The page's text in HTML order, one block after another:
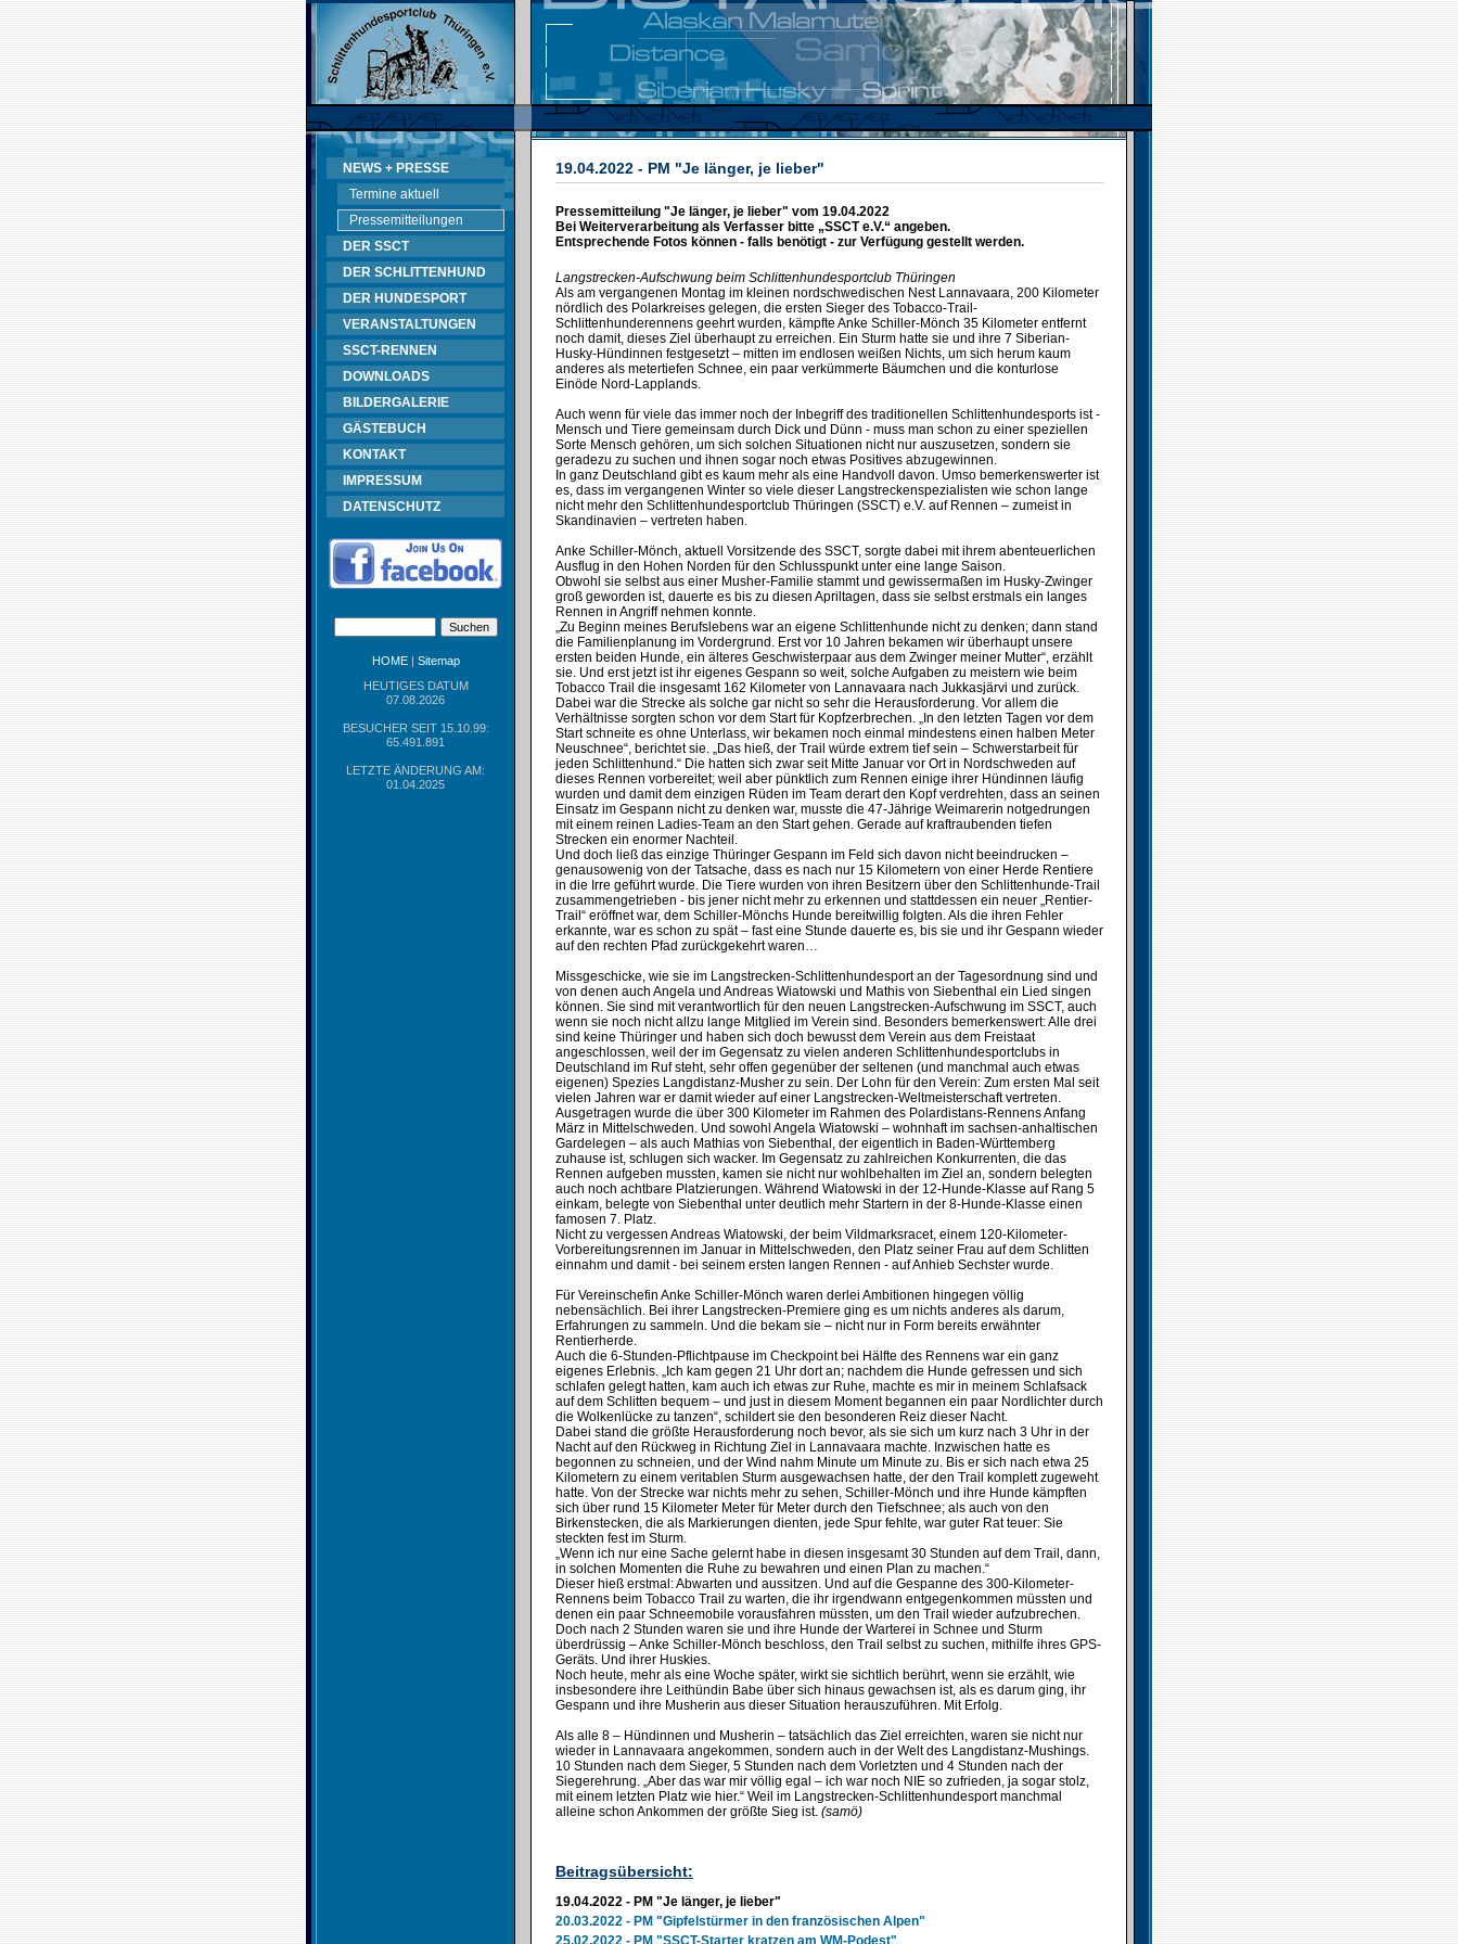
NEWS + PRESSE
Termine aktuell
Pressemitteilungen
DER SSCT
DER SCHLITTENHUND
DER HUNDESPORT
VERANSTALTUNGEN
SSCT-RENNEN
DOWNLOADS
BILDERGALERIE
GÄSTEBUCH
KONTAKT
IMPRESSUM
DATENSCHUTZ
HOME| Sitemap
HEUTIGES DATUM
07.08.2026
BESUCHER SEIT 15.10.99:
65.491.891
LETZTE ÄNDERUNG AM:
01.04.2025
19.04.2022 - PM "Je länger, je lieber"
Pressemitteilung "Je länger, je lieber" vom 19.04.2022
Bei Weiterverarbeitung als Verfasser bitte „SSCT e.V.“ angeben.
Entsprechende Fotos können - falls benötigt - zur Verfügung gestellt werden.
Langstrecken-Aufschwung beim Schlittenhundesportclub Thüringen
Als am vergangenen Montag im kleinen nordschwedischen Nest Lannavaara, 200 Kilometer
nördlich des Polarkreises gelegen, die ersten Sieger des Tobacco-Trail-
Schlittenhunderennens geehrt wurden, kämpfte Anke Schiller-Mönch 35 Kilometer entfernt
noch damit, dieses Ziel überhaupt zu erreichen. Ein Sturm hatte sie und ihre 7 Siberian-
Husky-Hündinnen festgesetzt – mitten im endlosen weißen Nichts, um sich herum kaum
anderes als metertiefen Schnee, ein paar verkümmerte Bäumchen und die konturlose
Einöde Nord-Lapplands.
Auch wenn für viele das immer noch der Inbegriff des traditionellen Schlittenhundesports ist -
Mensch und Tiere gemeinsam durch Dick und Dünn - muss man schon zu einer speziellen
Sorte Mensch gehören, um sich solchen Situationen nicht nur auszusetzen, sondern sie
geradezu zu suchen und ihnen sogar noch etwas Positives abzugewinnen.
In ganz Deutschland gibt es kaum mehr als eine Handvoll davon. Umso bemerkenswerter ist
es, dass im vergangenen Winter so viele dieser Langstreckenspezialisten wie schon lange
nicht mehr den Schlittenhundesportclub Thüringen (SSCT) e.V. auf Rennen – zumeist in
Skandinavien – vertreten haben.
Anke Schiller-Mönch, aktuell Vorsitzende des SSCT, sorgte dabei mit ihrem abenteuerlichen
Ausflug in den Hohen Norden für den Schlusspunkt unter eine lange Saison.
Obwohl sie selbst aus einer Musher-Familie stammt und gewissermaßen im Husky-Zwinger
groß geworden ist, dauerte es bis zu diesen Apriltagen, dass sie selbst erstmals ein langes
Rennen in Angriff nehmen konnte.
„Zu Beginn meines Berufslebens war an eigene Schlittenhunde nicht zu denken; dann stand
die Familienplanung im Vordergrund. Erst vor 10 Jahren bekamen wir überhaupt unsere
ersten beiden Hunde, ein älteres Geschwisterpaar aus dem Zwinger meiner Mutter“, erzählt
sie. Und erst jetzt ist ihr eigenes Gespann so weit, solche Aufgaben zu meistern wie beim
Tobacco Trail die insgesamt 162 Kilometer von Lannavaara nach Jukkasjärvi und zurück.
Dabei war die Strecke als solche gar nicht so sehr die Herausforderung. Vor allem die
Verhältnisse sorgten schon vor dem Start für Kopfzerbrechen. „In den letzten Tagen vor dem
Start schneite es ohne Unterlass, wir bekamen noch einmal mindestens einen halben Meter
Neuschnee“, berichtet sie. „Das hieß, der Trail würde extrem tief sein – Schwerstarbeit für
jeden Schlittenhund.“ Die hatten sich zwar seit Mitte Januar vor Ort in Nordschweden auf
dieses Rennen vorbereitet; weil aber pünktlich zum Rennen einige ihrer Hündinnen läufig
wurden und damit dem einzigen Rüden im Team derart den Kopf verdrehten, dass an seinen
Einsatz im Gespann nicht zu denken war, musste die 47-Jährige Weimarerin notgedrungen
mit einem reinen Ladies-Team an den Start gehen. Gerade auf kraftraubenden tiefen
Strecken ein enormer Nachteil.
Und doch ließ das einzige Thüringer Gespann im Feld sich davon nicht beeindrucken –
genausowenig von der Tatsache, dass es nach nur 15 Kilometern von einer Herde Rentiere
in die Irre geführt wurde. Die Tiere wurden von ihren Besitzern über den Schlittenhunde-Trail
zusammengetrieben - bis jener nicht mehr zu erkennen und stattdessen ein neuer „Rentier-
Trail“ eröffnet war, dem Schiller-Mönchs Hunde bereitwillig folgten. Als die ihren Fehler
erkannte, war es schon zu spät – fast eine Stunde dauerte es, bis sie und ihr Gespann wieder
auf den rechten Pfad zurückgekehrt waren…
Missgeschicke, wie sie im Langstrecken-Schlittenhundesport an der Tagesordnung sind und
von denen auch Angela und Andreas Wiatowski und Mathis von Siebenthal ein Lied singen
können. Sie sind mit verantwortlich für den neuen Langstrecken-Aufschwung im SSCT, auch
wenn sie noch nicht allzu lange Mitglied im Verein sind. Besonders bemerkenswert: Alle drei
sind keine Thüringer und haben sich doch bewusst dem Verein aus dem Freistaat
angeschlossen, weil der im Gegensatz zu vielen anderen Schlittenhundesportclubs in
Deutschland im Ruf steht, sehr offen gegenüber der seltenen (und manchmal auch etwas
eigenen) Spezies Langdistanz-Musher zu sein. Der Lohn für den Verein: Zum ersten Mal seit
vielen Jahren war er damit wieder auf einer Langstrecken-Weltmeisterschaft vertreten.
Ausgetragen wurde die über 300 Kilometer im Rahmen des Polardistans-Rennens Anfang
März in Mittelschweden. Und sowohl Angela Wiatowski – wohnhaft im sachsen-anhaltischen
Gardelegen – als auch Mathias von Siebenthal, der eigentlich in Baden-Württemberg
zuhause ist, schlugen sich wacker. Im Gegensatz zu zahlreichen Konkurrenten, die das
Rennen aufgeben mussten, kamen sie nicht nur wohlbehalten im Ziel an, sondern belegten
auch noch achtbare Platzierungen. Während Wiatowski in der 12-Hunde-Klasse auf Rang 5
einkam, belegte von Siebenthal unter deutlich mehr Startern in der 8-Hunde-Klasse einen
famosen 7. Platz.
Nicht zu vergessen Andreas Wiatowski, der beim Vildmarksracet, einem 120-Kilometer-
Vorbereitungsrennen im Januar in Mittelschweden, den Platz seiner Frau auf dem Schlitten
einnahm und damit - bei seinem ersten langen Rennen - auf Anhieb Sechster wurde.
Für Vereinschefin Anke Schiller-Mönch waren derlei Ambitionen hingegen völlig
nebensächlich. Bei ihrer Langstrecken-Premiere ging es um nichts anderes als darum,
Erfahrungen zu sammeln. Und die bekam sie – nicht nur in Form bereits erwähnter
Rentierherde.
Auch die 6-Stunden-Pflichtpause im Checkpoint bei Hälfte des Rennens war ein ganz
eigenes Erlebnis. „Ich kam gegen 21 Uhr dort an; nachdem die Hunde gefressen und sich
schlafen gelegt hatten, kam auch ich etwas zur Ruhe, machte es mir in meinem Schlafsack
auf dem Schlitten bequem – und just in diesem Moment begannen ein paar Nordlichter durch
die Wolkenlücke zu tanzen“, schildert sie den besonderen Reiz dieser Nacht.
Dabei stand die größte Herausforderung noch bevor, als sie sich um kurz nach 3 Uhr in der
Nacht auf den Rückweg in Richtung Ziel in Lannavaara machte. Inzwischen hatte es
begonnen zu schneien, und der Wind nahm Minute um Minute zu. Bis er sich nach etwa 25
Kilometern zu einem veritablen Sturm ausgewachsen hatte, der den Trail komplett zugeweht
hatte. Von der Strecke war nichts mehr zu sehen, Schiller-Mönch und ihre Hunde kämpften
sich über rund 15 Kilometer Meter für Meter durch den Tiefschnee; als auch von den
Birkenstecken, die als Markierungen dienten, jede Spur fehlte, war guter Rat teuer: Sie
steckten fest im Sturm.
„Wenn ich nur eine Sache gelernt habe in diesen insgesamt 30 Stunden auf dem Trail, dann,
in solchen Momenten die Ruhe zu bewahren und einen Plan zu machen.“
Dieser hieß erstmal: Abwarten und aussitzen. Und auf die Gespanne des 300-Kilometer-
Rennens beim Tobacco Trail zu warten, die ihr irgendwann entgegenkommen müssten und
denen ein paar Schneemobile vorausfahren müssten, um den Trail wieder aufzubrechen.
Doch nach 2 Stunden waren sie und ihre Hunde der Warterei in Schnee und Sturm
überdrüssig – Anke Schiller-Mönch beschloss, den Trail selbst zu suchen, mithilfe ihres GPS-
Geräts. Und ihrer Huskies.
Noch heute, mehr als eine Woche später, wirkt sie sichtlich berührt, wenn sie erzählt, wie
insbesondere ihre Leithündin Babe über sich hinaus gewachsen ist, als es darum ging, ihr
Gespann und ihre Musherin aus dieser Situation herauszuführen. Mit Erfolg.
Als alle 8 – Hündinnen und Musherin – tatsächlich das Ziel erreichten, waren sie nicht nur
wieder in Lannavaara angekommen, sondern auch in der Welt des Langdistanz-Mushings.
10 Stunden nach dem Sieger, 5 Stunden nach dem Vorletzten und 4 Stunden nach der
Siegerehrung. „Aber das war mir völlig egal – ich war noch NIE so zufrieden, ja sogar stolz,
mit einem letzten Platz wie hier.“ Weil im Langstrecken-Schlittenhundesport manchmal
alleine schon Ankommen der größte Sieg ist. (samö)
Beitragsübersicht:
19.04.2022 - PM "Je länger, je lieber"
20.03.2022 - PM "Gipfelstürmer in den französischen Alpen"
25.02.2022 - PM "SSCT-Starter kratzen am WM-Podest"